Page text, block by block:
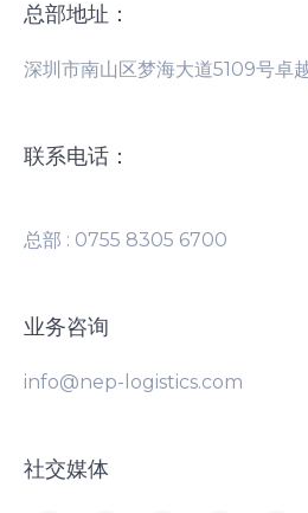
总部地址：
深圳市南山区梦海大道5109号卓
联系电话：
总部 : 0755 8305 6700
业务咨询
info@nep-logistics.com
社交媒体